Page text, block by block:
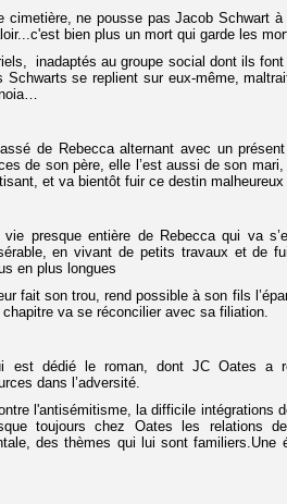
cimetière, ne pousse pas Jacob Schwart
bien plus un mort qui garde les
inadaptés au groupe social dont ils
se replient sur eux-même,
de Rebecca alternant avec un
de son père, elle l’est aussi de son
et va bientôt fuir ce destin
presque entière de Rebecca qui va
en vivant de petits travaux et de
en plus longues
fait son trou, rend possible à son fils
va se réconcilier avec sa filiation.
est dédié le roman, dont JC Oates a
dans l’adversité.
l'antisémitisme, la difficile intégrations
toujours chez Oates les relations
des thèmes qui lui sont familiers.Une